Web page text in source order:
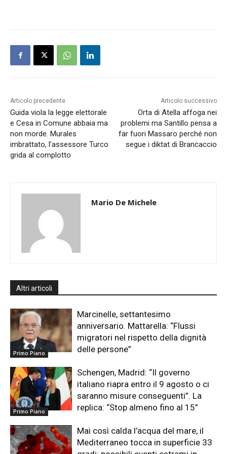
Articolo precedente
Guida viola la legge elettorale
e Cesa in Comune abbaia ma
non morde. Murales
imbrattato, l’assessore Turco
grida al complotto
Articolo successivo
Orta di Atella affoga nei
problemi ma Santillo pensa a
far fuori Massaro perché non
segue i diktat di Brancaccio
Mario De Michele
Altri articoli
Primo Piano
Marcinelle, settantesimo
anniversario. Mattarella: “Flussi
migratori nel rispetto della dignità
delle persone”
Primo Piano
Schengen, Madrid: “Il governo
italiano riapra entro il 9 agosto o ci
saranno misure conseguenti”. La
replica: “Stop almeno fino al 15”
Mai così calda l’acqua del mare, il
Mediterraneo tocca in superficie 33